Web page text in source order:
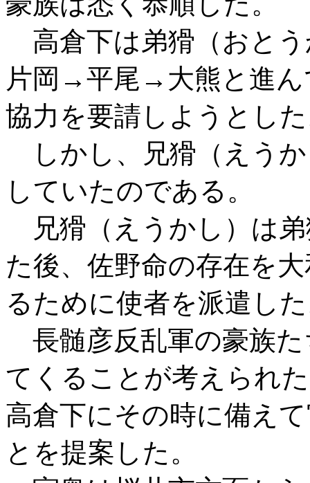
高倉下は弟猾（おと
片岡→平尾→大熊と進ん
協力を要請しようとし
しかし、兄猾（えう
していたのである。
兄猾（えうかし）は
た後、佐野命の存在を
るために使者を派遣し
長髄彦反乱軍の豪族た
てくることが考えられ
高倉下にその時に備え
とを提案した。